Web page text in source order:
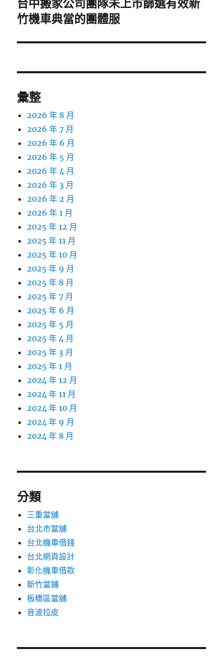
下
一
文
台中搬家公司團隊未上市篩選有效新
竹機車典當的團體服
彙整
2026 年 8 月
2026 年 7 月
2026 年 6 月
2026 年 5 月
2026 年 4 月
2026 年 3 月
2026 年 2 月
2026 年 1 月
2025 年 12 月
2025 年 11 月
2025 年 10 月
2025 年 9 月
2025 年 8 月
2025 年 7 月
2025 年 6 月
2025 年 5 月
2025 年 4 月
2025 年 3 月
2025 年 1 月
2024 年 12 月
2024 年 11 月
2024 年 10 月
2024 年 9 月
2024 年 8 月
分類
三重當舖
台北市當舖
台北機車借錢
台北網頁設計
彰化機車借款
新竹當鋪
板橋區當舖
音波拉皮